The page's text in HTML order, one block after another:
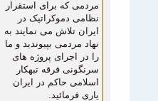
مردمی که برای استقرار
نظامی دموکراتیک در
ایران تلاش می نمایند به
نهاد مردمی بپیوندید و ما
را در اجرای پروژه های
سرنگونی فرقه تبهکار
اسلامی حاکم در ایران
یاری فرمائید.
شوند.
برای
در
کلیک